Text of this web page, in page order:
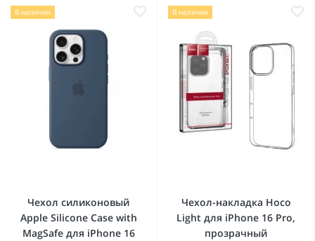
В наличии
Чехол силиконовый
Apple Silicone Case with
MagSafe для iPhone 16
В наличии
Чехол-накладка Hoco
Light для iPhone 16 Pro,
прозрачный